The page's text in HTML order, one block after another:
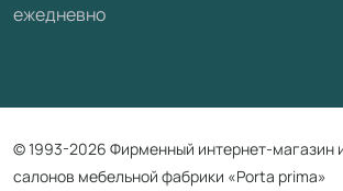
ежедневно
© 1993-2026 Фирменный интернет-магазин
салонов мебельной фабрики «Porta prima»